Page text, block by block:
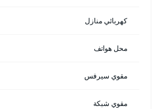
كهربائي منازل
محل هواتف
مقوي سيرفس
مقوي شبكة